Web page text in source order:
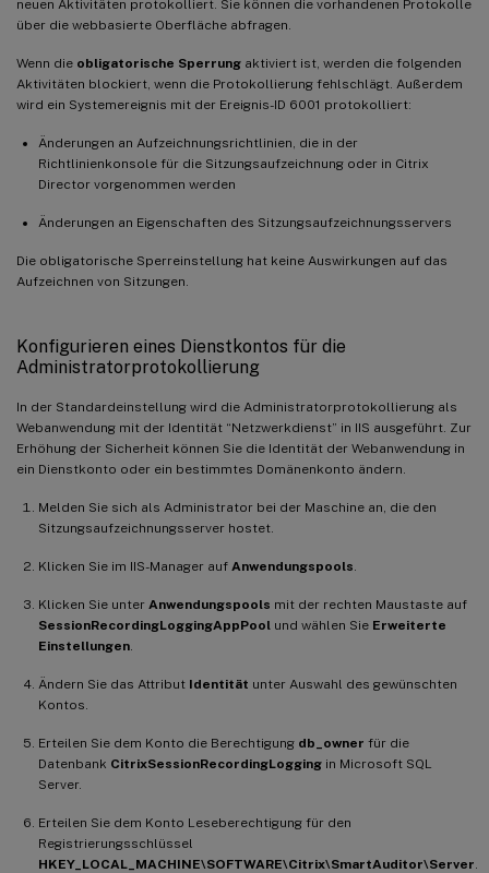
neuen Aktivitäten protokolliert. Sie können die vorhandenen Protokolle
über die webbasierte Oberfläche abfragen.
Wenn die obligatorische Sperrung aktiviert ist, werden die folgenden
Aktivitäten blockiert, wenn die Protokollierung fehlschlägt. Außerdem
wird ein Systemereignis mit der Ereignis-ID 6001 protokolliert:
Änderungen an Aufzeichnungsrichtlinien, die in der
Richtlinienkonsole für die Sitzungsaufzeichnung oder in Citrix
Director vorgenommen werden
Änderungen an Eigenschaften des Sitzungsaufzeichnungsservers
Die obligatorische Sperreinstellung hat keine Auswirkungen auf das
Aufzeichnen von Sitzungen.
Konfigurieren eines Dienstkontos für die
Administratorprotokollierung
In der Standardeinstellung wird die Administratorprotokollierung als
Webanwendung mit der Identität “Netzwerkdienst” in IIS ausgeführt. Zur
Erhöhung der Sicherheit können Sie die Identität der Webanwendung in
ein Dienstkonto oder ein bestimmtes Domänenkonto ändern.
Melden Sie sich als Administrator bei der Maschine an, die den
Sitzungsaufzeichnungsserver hostet.
Klicken Sie im IIS-Manager auf Anwendungspools
Klicken Sie unter Anwendungspools mit der rechten Maustaste auf
SessionRecordingLoggingAppPool und wählen Sie Erweiterte
Einstellungen
Ändern Sie das Attribut Identität unter Auswahl des gewünschten
Kontos.
Erteilen Sie dem Konto die Berechtigung db_owner für die
Datenbank CitrixSessionRecordingLogging in Microsoft SQL
Server.
Erteilen Sie dem Konto Leseberechtigung für den
Registrierungsschlüssel
HKEY_LOCAL_MACHINE\SOFTWARE\Citrix\SmartAuditor\Server